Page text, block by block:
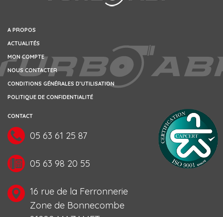
A PROPOS
ACTUALITÉS
MON COMPTE
NOUS CONTACTER
CONDITIONS GÉNÉRALES D’UTILISATION
POLITIQUE DE CONFIDENTIALITÉ
CONTACT
05 63 61 25 87
05 63 98 20 55
16 rue de la Ferronnerie
Zone de Bonnecombe